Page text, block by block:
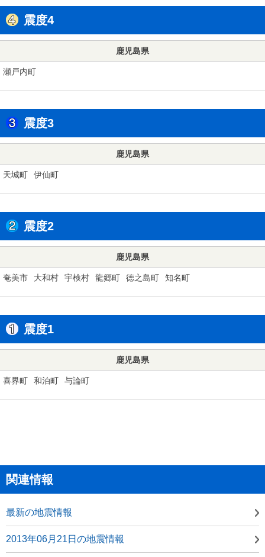
震度4
鹿児島県
瀬戸内町
震度3
鹿児島県
天城町 伊仙町
震度2
鹿児島県
奄美市 大和村 宇検村 龍郷町 徳之島町 知名町
震度1
鹿児島県
喜界町 和泊町 与論町
関連情報
最新の地震情報
2013年06月21日の地震情報